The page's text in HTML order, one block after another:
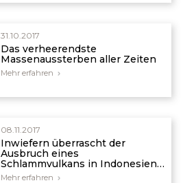
31.10.2017
Das verheerendste
Massenaussterben aller Zeiten
Mehr erfahren
08.11.2017
Inwiefern überrascht der
Ausbruch eines
Schlammvulkans in Indonesien
die Wissenschaftler weiterhin?
Mehr erfahren